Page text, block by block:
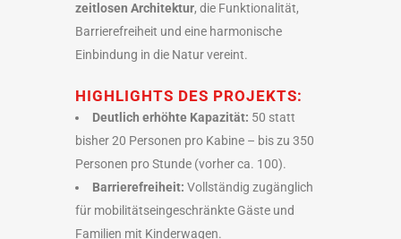
zeitlosen Architektur, die Funktionalität,
Barrierefreiheit und eine harmonische
Einbindung in die Natur vereint.
HIGHLIGHTS DES PROJEKTS:
Deutlich erhöhte Kapazität: 50 statt
bisher 20 Personen pro Kabine – bis zu 350
Personen pro Stunde (vorher ca. 100).
Barrierefreiheit: Vollständig zugänglich
für mobilitätseingeschränkte Gäste und
Familien mit Kinderwagen.